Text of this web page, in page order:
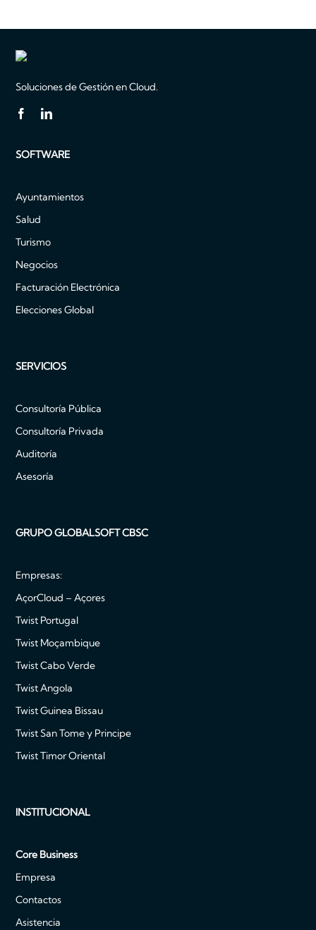
Soluciones de Gestión en Cloud.
SOFTWARE
Ayuntamientos
Salud
Turismo
Negocios
Facturación Electrónica
Elecciones Global
SERVICIOS
Consultoría Pública
Consultoría Privada
Auditoría
Asesoría
GRUPO GLOBALSOFT CBSC
Empresas:
AçorCloud – Açores
Twist Portugal
Twist Moçambique
Twist Cabo Verde
Twist Angola
Twist Guinea Bissau
Twist San Tome y Principe
Twist Timor Oriental
INSTITUCIONAL
Core Business
Empresa
Contactos
Asistencia